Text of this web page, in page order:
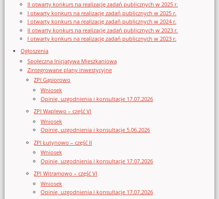
II otwarty konkurs na realizację zadań publicznych w 2025 r.
I otwarty konkurs na realizację zadań publicznych w 2025 r.
I otwarty konkurs na realizację zadań publicznych w 2024 r.
II otwarty konkurs na realizację zadań publicznych w 2023 r.
I otwarty konkurs na realizację zadań publicznych w 2023 r.
Ogłoszenia
Społeczna Inicjatywa Mieszkaniowa
Zintegrowane plany inwestycyjne
ZPI Gąsiorowo
Wniosek
Opinie, uzgodnienia i konsultacje 17.07.2026
ZPI Waplewo – część VI
Wniosek
Opinie, uzgodnienia i konsultacje 5.06.2026
ZPI Łutynowo – część II
Wniosek
Opinie, uzgodnienia i konsultacje 17.07.2026
ZPI Witramowo – część VI
Wniosek
Opinie, uzgodnienia i konsultacje 17.07.2026